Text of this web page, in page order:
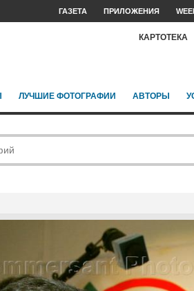
ГАЗЕТА ПРИЛОЖЕНИЯ
КАРТОТЕКА
ЛУЧШИЕ ФОТОГРАФИИ АВТОРЫ